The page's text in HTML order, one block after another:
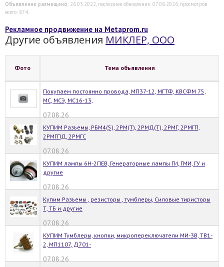
Объявление размещено: 26.03.2022, последнее обновление: 07.08.2026, просмотров
всего: 874.
Рекламное продвижение на Metaprom.ru
Другие объявления МИКЛЕР, ООО
Фото Тема объявления
Покупаем постоянно провода, МП37-12, МГТФ, КВСФМ 75,
МС, МСЭ, МС16-13,
07.08.26
КУПИМ Разъемы, РБМ4(5), 2РМ(Т), 2РМД(Т), 2РМГ, 2РМГП,
2РМГПД, 2РМГС
07.08.26
КУПИМ лампы 6Н-2ПЕВ, Генераторные лампы ГИ, ГМИ, ГУ и
другие
07.08.26
Купим Разъемы , резисторы , тумблеры, Силовые тиристоры
Т, ТБ и другие
07.08.26
КУПИМ Тумблеры, кнопки, микропереключатели МИ-3В, ТВ1-
2, МП1107, Д701-
07.08.26